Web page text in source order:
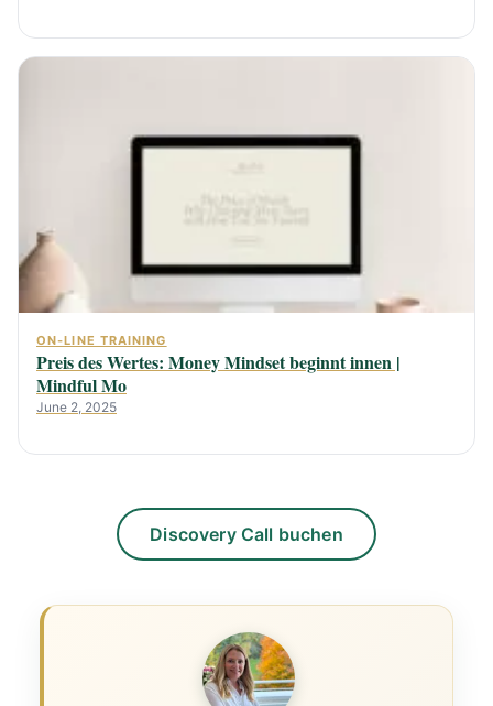
ON-LINE TRAINING
Preis des Wertes: Money Mindset beginnt innen |
Mindful Mo
June 2, 2025
Discovery Call buchen